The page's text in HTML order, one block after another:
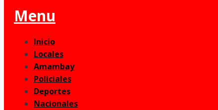
Menu
Inicio
Locales
Amambay
Policiales
Deportes
Nacionales